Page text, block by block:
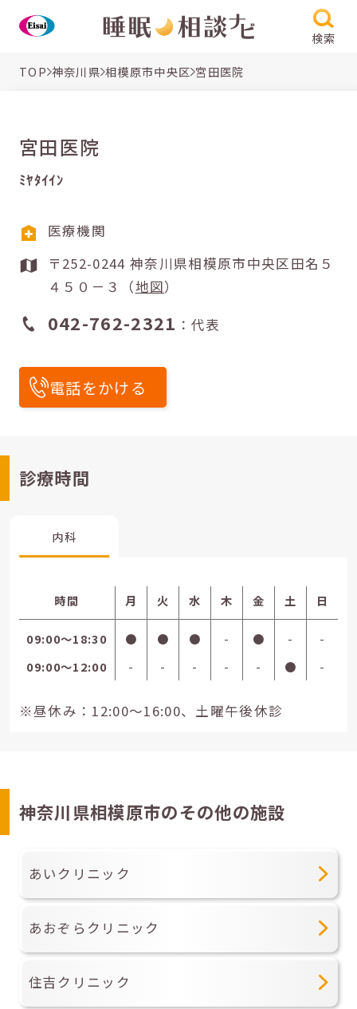
検索
TOP 神奈川県 相模原市中央区 宮田医院
宮田医院
ﾐﾔﾀｲｲﾝ
医療機関
〒252-0244 神奈川県相模原市中央区田名５
４５０－３（地図）
042-762-2321 ：代表
電話をかける
診療時間
内科
時間 月 火 水 木 金 土 日
09:00〜18:30 ● ● ● - ● -
-
09:00〜12:00
- - - - - ● -
※昼休み：12:00～16:00、土曜午後休診
神奈川県相模原市のその他の施設
あいクリニック
あおぞらクリニック
住吉クリニック